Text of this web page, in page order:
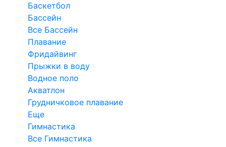
Баскетбол
Бассейн
Все Бассейн
Плавание
Фридайвинг
Прыжки в воду
Водное поло
Акватлон
Грудничковое плавание
Еще
Гимнастика
Все Гимнастика